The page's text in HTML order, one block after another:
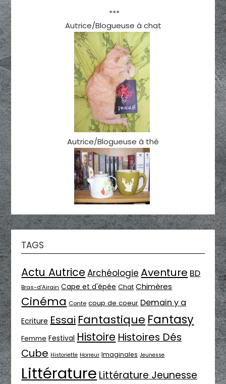
***
Autrice/Blogueuse à chat
Autrice/Blogueuse à thé
TAGS
Actu Autrice Archéologie Aventure BD
Bras-d'Airain Cape et d'épée Chat Chimères
Cinéma Conte coup de coeur Demain y a
Ecriture Essai Fantastique Fantasy
Femme Festival Histoire Histoires Dés
Cube Historiette Horreur Imaginales Jeunesse
Littérature Littérature Jeunesse